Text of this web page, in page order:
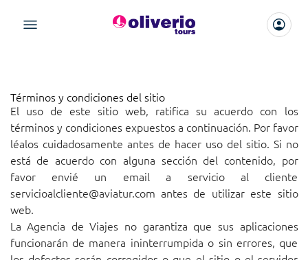
Términos y condiciones del sitio
El uso de este sitio web, ratifica su acuerdo con los
términos y condiciones expuestos a continuación. Por favor
léalos cuidadosamente antes de hacer uso del sitio. Si no
está de acuerdo con alguna sección del contenido, por
favor envié un email a servicio al cliente
servicioalcliente@aviatur.com antes de utilizar este sitio
web.
La Agencia de Viajes no garantiza que sus aplicaciones
funcionarán de manera ininterrumpida o sin errores, que